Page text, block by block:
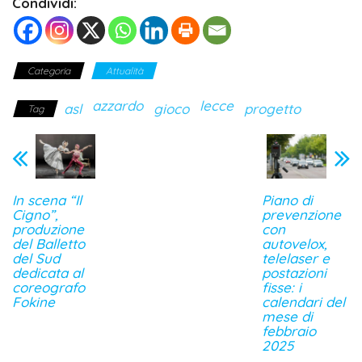
Categoria Attualità
Tag asl azzardo gioco lecce progetto
In scena “Il
Cigno”,
produzione
del Balletto
del Sud
dedicata al
coreografo
Fokine
Piano di
prevenzione
con
autovelox,
telelaser e
postazioni
fisse: i
calendari del
mese di
febbraio
2025